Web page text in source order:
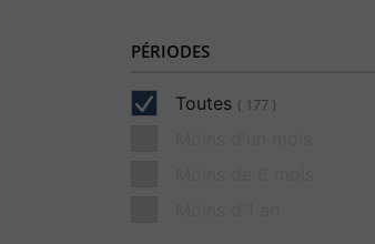
PÉRIODES
Toutes ( 177 )